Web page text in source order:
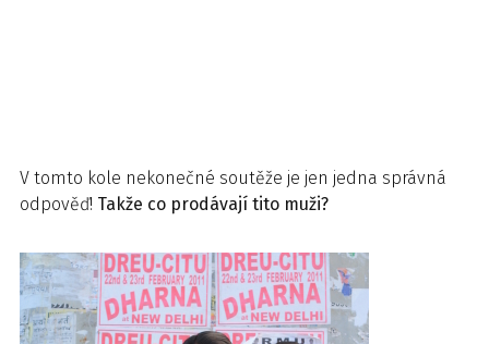
V tomto kole nekonečné soutěže je jen jedna správná
odpověď! Takže co prodávají tito muži?